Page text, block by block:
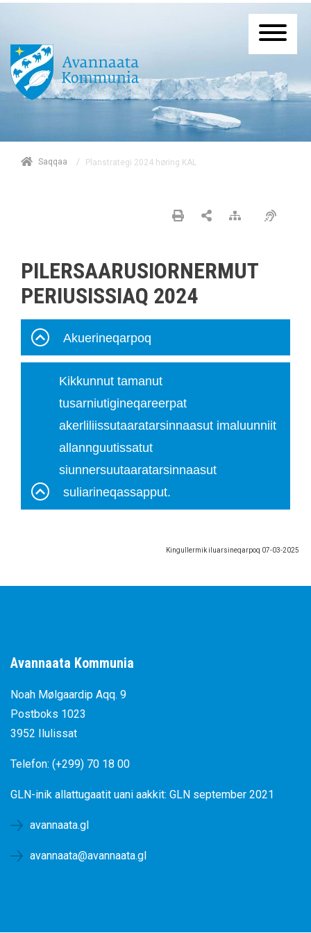
Saqqaa / Planstrategi 2024 høring KAL
PILERSAARUSIORNERMUT
PERIUSISSIAQ 2024
Akuerineqarpoq
Kikkunnut tamanut
tusarniutigineqareerpat
akerliliissutaaratarsinnaasut imaluunniit
allannguutissatut
siunnersuutaaratarsinnaasut
suliarineqassapput.
Kingullermik iluarsineqarpoq 07-03-2025
Avannaata Kommunia
Noah Mølgaardip Aqq. 9
Postboks 1023
3952 Ilulissat
Telefon: (+299) 70 18 00
GLN-inik allattugaatit uani aakkit: GLN september 2021
avannaata.gl
avannaata@avannaata.gl